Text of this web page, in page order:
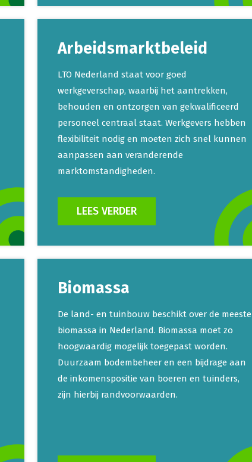
Arbeidsmarktbeleid
LTO Nederland staat voor goed
werkgeverschap, waarbij het aantrekken,
behouden en ontzorgen van gekwalificeerd
personeel centraal staat. Werkgevers hebben
flexibiliteit nodig en moeten zich snel kunnen
aanpassen aan veranderende
marktomstandigheden.
LEES VERDER
Biomassa
De land- en tuinbouw beschikt over de meeste
biomassa in Nederland. Biomassa moet zo
hoogwaardig mogelijk toegepast worden.
Duurzaam bodembeheer en een bijdrage aan
de inkomenspositie van boeren en tuinders,
zijn hierbij randvoorwaarden.